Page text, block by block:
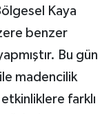
Kaya
benzer
Bu gün
madencilik
farklı